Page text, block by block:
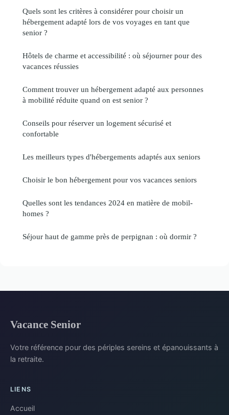
Quels sont les critères à considérer pour choisir un
hébergement adapté lors de vos voyages en tant que
senior ?
Hôtels de charme et accessibilité : où séjourner pour des
vacances réussies
Comment trouver un hébergement adapté aux personnes
à mobilité réduite quand on est senior ?
Conseils pour réserver un logement sécurisé et
confortable
Les meilleurs types d'hébergements adaptés aux seniors
Choisir le bon hébergement pour vos vacances seniors
Quelles sont les tendances 2024 en matière de mobil-
homes ?
Séjour haut de gamme près de perpignan : où dormir ?
Vacance Senior
Votre référence pour des périples sereins et épanouissants à
la retraite.
LIENS
Accueil